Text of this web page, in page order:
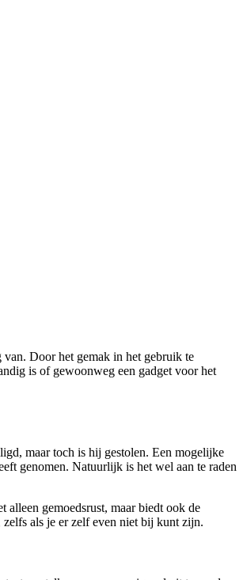
van. Door het gemak in het gebruik te
is of gewoonweg een gadget voor het
maar toch is hij gestolen. Een mogelijke
genomen. Natuurlijk is het wel aan te raden
alleen gemoedsrust, maar biedt ook de
als je er zelf even niet bij kunt zijn.